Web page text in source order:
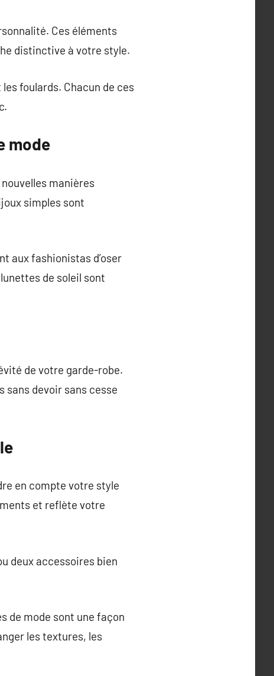
Ces éléments
distinctive à votre style.
foulards. Chacun de ces
mode
manières
simples sont
aux fashionistas d’oser
de soleil sont
de votre garde-robe.
devoir sans cesse
en compte votre style
et reflète votre
deux accessoires bien
de mode sont une façon
les textures, les